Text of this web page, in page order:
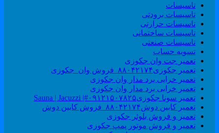
تاسیسات
تاسیسات برودتی
تاسیسات حرارتی
تاسیسات ساختمانی
تاسیسات صنعتی
تسویه حساب
تعمیر جت وان جکوزی
تعمیر جکوزی۸۸۰۴۲۱۷۴_فروش وان_جکوزی
تعمیر خرابی برد مدار وان جکوزی
تعمیر خرابی برد مدار وان جکوزی
تعمیر سونا جکوزی۰۹۱۲۱۵۰۷۸۲۵#| Sauna | Jacuzzi
تعمیر کابین دوش۸۸۰۴۲۱۷۴_فروش کابین دوش
تعمیر و فروش بلوئر جکوزی
تعمیر و فروش موتور پمپ جکوزی